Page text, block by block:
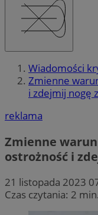
Wiadomości
Zmienne
i zdejmij nogę
reklama
Zmienne
ostrożność i
21 listopada 2023
Czas czytania: 2 min.